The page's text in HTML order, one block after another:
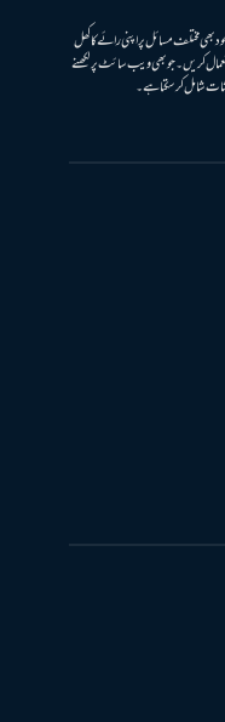
بھی مختلف مسائل پر اپنی رائے کا کھل
کریں۔ جو بھی ویب سائٹ پر لکھنے
شامل کرسکتا ہے۔